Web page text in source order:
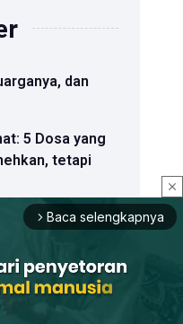
close
arrow_forward_ios Baca selengkapnya
dan
5 Dosa yang
tetapi
Informasi